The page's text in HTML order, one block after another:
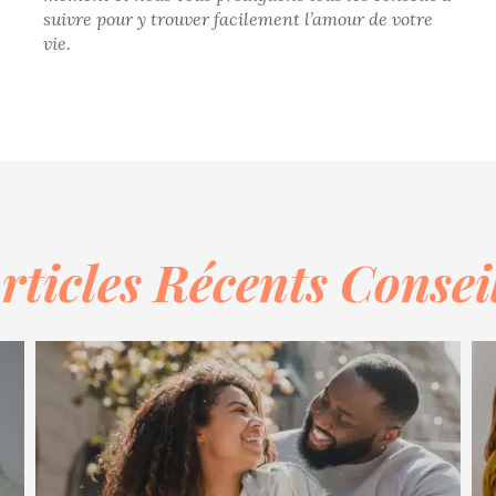
suivre pour y trouver facilement l’amour de votre
vie.
Récents